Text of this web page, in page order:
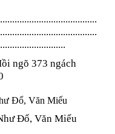
ngõ 373 ngách
Đổ, Văn Miếu
Đổ, Văn Miếu